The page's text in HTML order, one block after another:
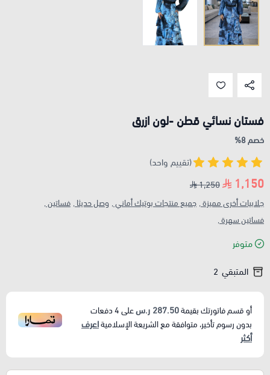
فستان نسائي قطن -لون ازرق
خصم 8%
(تقييم واحد)
1,150
1,250
جلابيات أخرى مميزة , جميع منتجات بوتيك أماني , وصل حديثا , فساتين ,
فساتين سهرة ,
متوفر
المتبقي 2
أو قسم فاتورتك بقيمة287.50 ر.س على4دفعات
بدون رسوم تأخير، متوافقة مع الشريعة الإسلاميةاعرف
أكثر